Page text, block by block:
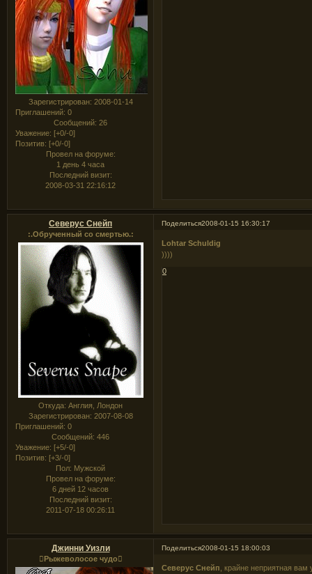
Зарегистрирован: 2008-01-14
Приглашений: 0
Сообщений: 26
Уважение: [+0/-0]
Позитив: [+0/-0]
Провел на форуме:
1 день 4 часа
Последний визит:
2008-03-31 22:16:12
Поделиться2008-01-15 16:30:17
Северус Снейп
:.Обрученный со смертью.:
Откуда: Англия, Лондон
Зарегистрирован: 2007-08-08
Приглашений: 0
Сообщений: 446
Уважение: [+5/-0]
Позитив: [+3/-0]
Пол: Мужской
Провел на форуме:
6 дней 12 часов
Последний визит:
2011-07-18 00:26:11
Lohtar Schuldig
))))
0
Поделиться2008-01-15 18:00:03
Джинни Уизли
Рыжеволосое чудо
Северус Снейп, крайне неприятная